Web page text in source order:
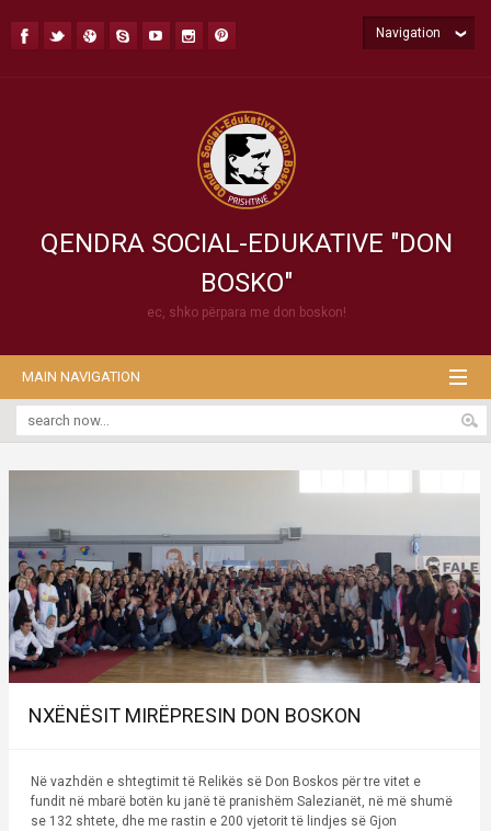
QENDRA SOCIAL-EDUKATIVE "DON
BOSKO"
ec, shko përpara me don boskon!
Navigation
MAIN NAVIGATION
NXËNËSIT MIRËPRESIN DON BOSKON
Në vazhdën e shtegtimit të Relikës së Don Boskos për tre vitet e
fundit në mbarë botën ku janë të pranishëm Salezianët, në më shumë
se 132 shtete, dhe me rastin e 200 vjetorit të lindjes së Gjon